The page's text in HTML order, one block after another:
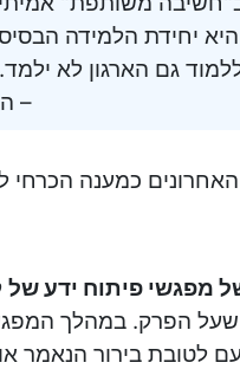
יחידת הלמידה
גם הארגון לא
כמענה הכרחי
מפגשי פיתוח ידע של
שעל הפרק. במהלך
לטובת בירור הנאמר או